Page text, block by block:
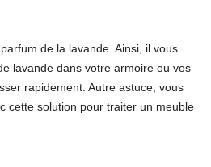
de la lavande. Ainsi, il vous
lavande dans votre armoire ou vos
rapidement. Autre astuce, vous
cette solution pour traiter un meuble